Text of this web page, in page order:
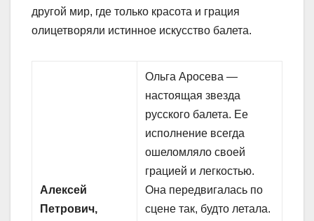
другой мир, где только красота и грация
олицетворяли истинное искусство балета.
Алексей
Петрович,
Ольга Аросева —
настоящая звезда
русского балета. Ее
исполнение всегда
ошеломляло своей
грацией и легкостью.
Она передвигалась по
сцене так, будто летала.